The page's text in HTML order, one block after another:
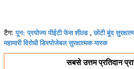
टैग:पुन: प्रयोज्य पीईटी फेस शील्ड,छोटी बूंद
महामारी विरोधी डिस्पोजेबल सुरक्षात्मक मास्क
सबसे उत्तम प्रतिदान